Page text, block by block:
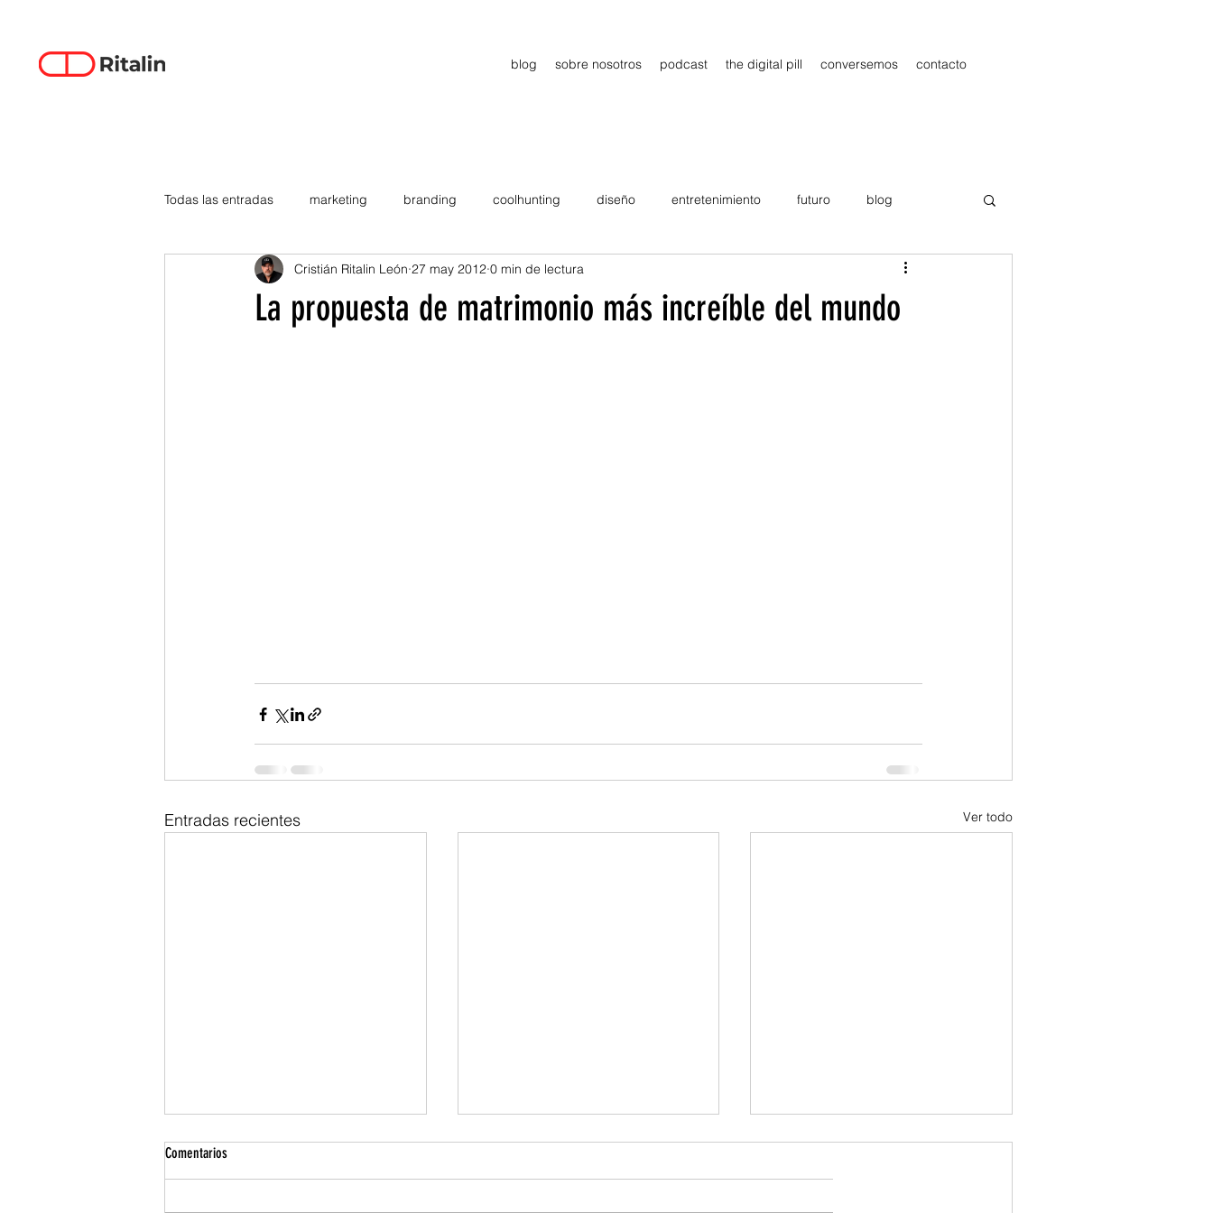
blog sobre nosotros podcast the digital pill conversemos contacto
Todas las entradas marketing branding coolhunting diseño entretenimiento futuro blog
data-driven creativity emprendimiento estrategia gadgets Publicidad
La propuesta de matrimonio más increíble del mundo
Cristián Ritalin León 27 may 2012 0 min de lectura
Entradas recientes Ver todo
Comentarios